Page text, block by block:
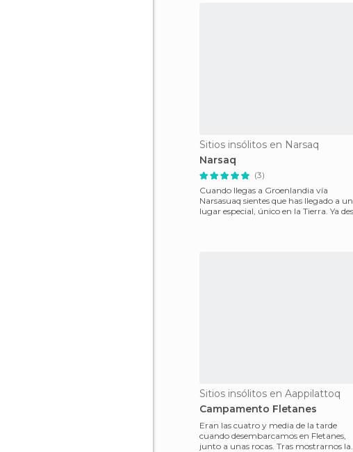
Sitios insólitos en Narsaq
Narsaq
(3)
Cuando llegas a Groenlandia vía
Narsasuaq sientes que has llegado a un
lugar especial, único en la Tierra. Ya desde
Sitios insólitos en Aappilattoq
Campamento Fletanes
Eran las cuatro y media de la tarde
cuando desembarcamos en Fletanes,
junto a unas rocas. Tras mostrarnos la